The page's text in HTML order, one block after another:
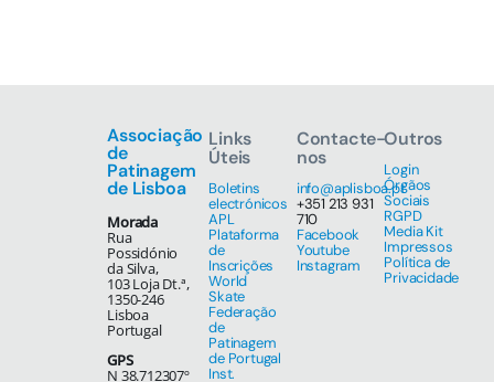
Associação
de
Patinagem
de Lisboa
Morada
Rua
Possidónio
da Silva,
103 Loja Dt.ª,
1350-246
Lisboa
Portugal
GPS
N 38.712307º
Links
Úteis
Boletins
electrónicos
APL
Plataforma
de
Inscrições
World
Skate
Federação
de
Patinagem
de Portugal
Inst.
Contacte-
nos
info@aplisboa.pt
+351 213 931
710
Facebook
Youtube
Instagram
Outros
Login
Órgãos
Sociais
RGPD
Media Kit
Impressos
Política de
Privacidade